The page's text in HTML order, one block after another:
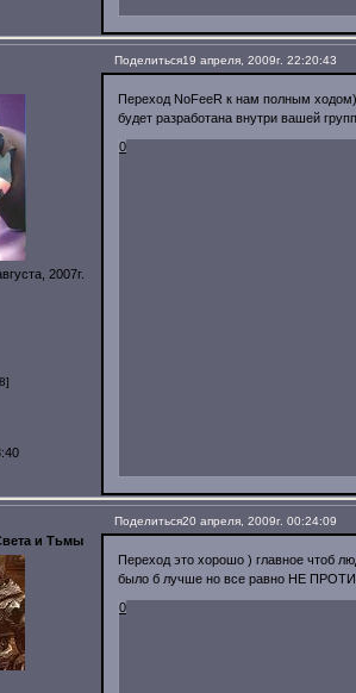
Поделиться19 апреля, 2009г. 22:20:43
2007г.
Переход NoFeeR к нам полным ходом)
будет разработана внутри вашей
0
Поделиться20 апреля, 2009г. 00:24:09
и Тьмы
Переход это хорошо ) главное чтоб
было б лучше но все равно НЕ
0